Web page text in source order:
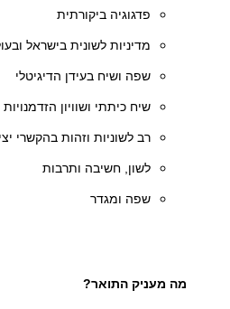
פדגוגיה ביקורתית
מדיניות לשונית בישראל
שפה ושיח בעידן הדיגיטלי
שיח כיתתי ושוויון הזדמנויות
רב לשוניות וזהות בהקשרי
לשון, חשיבה ותרבות
שפה ומגדר
מה מעניק התואר?